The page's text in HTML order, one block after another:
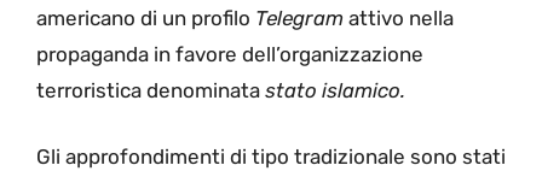
americano di un profilo Telegram attivo nella
propaganda in favore dell’organizzazione
terroristica denominata stato islamico.
Gli approfondimenti di tipo tradizionale sono stati